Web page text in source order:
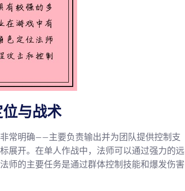
与战术
常明确——主要负责输出并为团队提供控制支
展开。在单人作战中，法师可以通过强力的远
师的主要任务是通过群体控制技能和爆发伤害